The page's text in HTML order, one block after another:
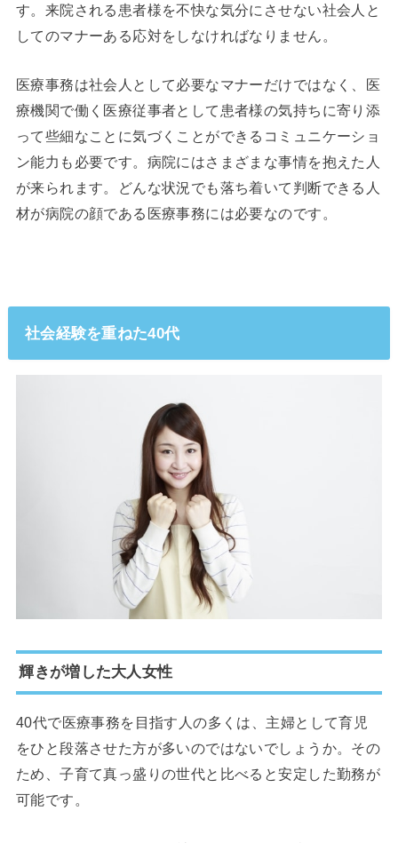
す。来院される患者様を不快な気分にさせない社会人と
してのマナーある応対をしなければなりません。
医療事務は社会人として必要なマナーだけではなく、医
療機関で働く医療従事者として患者様の気持ちに寄り添
って些細なことに気づくことができるコミュニケーショ
ン能力も必要です。病院にはさまざまな事情を抱えた人
が来られます。どんな状況でも落ち着いて判断できる人
材が病院の顔である医療事務には必要なのです。
社会経験を重ねた40代
輝きが増した大人女性
40代で医療事務を目指す人の多くは、主婦として育児
をひと段落させた方が多いのではないでしょうか。その
ため、子育て真っ盛りの世代と比べると安定した勤務が
可能です。